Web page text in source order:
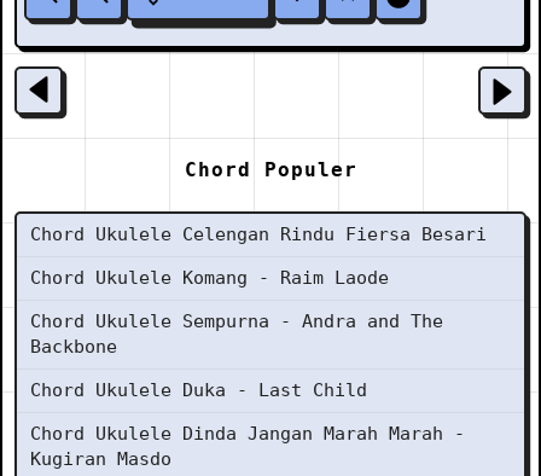
Chord Populer
Chord Ukulele Celengan Rindu Fiersa Besari
Chord Ukulele Komang - Raim Laode
Chord Ukulele Sempurna - Andra and The
Backbone
Chord Ukulele Duka - Last Child
Chord Ukulele Dinda Jangan Marah Marah -
Kugiran Masdo